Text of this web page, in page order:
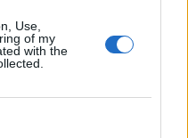
Use,
of my
with the